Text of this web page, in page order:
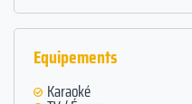
Equipements
Karaoké